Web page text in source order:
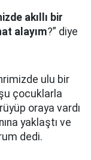
akıllı bir
alayım?” diye
ulu bir
çocuklarla
oraya vardı
yaklaştı ve
dedi.